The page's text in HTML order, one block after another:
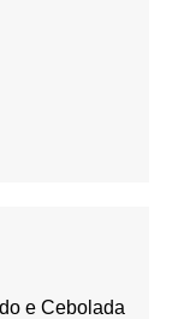
e Cebolada